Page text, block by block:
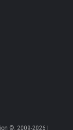
©, 2009-2026 |